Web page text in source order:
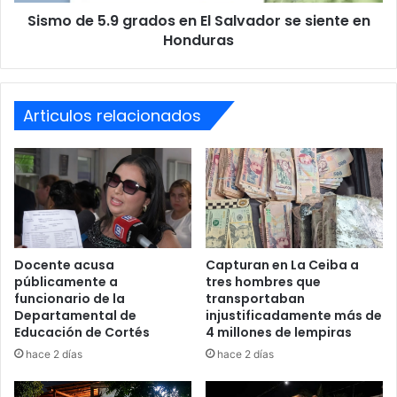
muertos
Violencia
Sismo de 5.9 grados en El Salvador se siente en
Honduras
Articulos relacionados
Docente acusa
públicamente a
funcionario de la
Departamental de
Educación de Cortés
hace 2 días
Capturan en La Ceiba a
tres hombres que
transportaban
injustificadamente más de
4 millones de lempiras
hace 2 días